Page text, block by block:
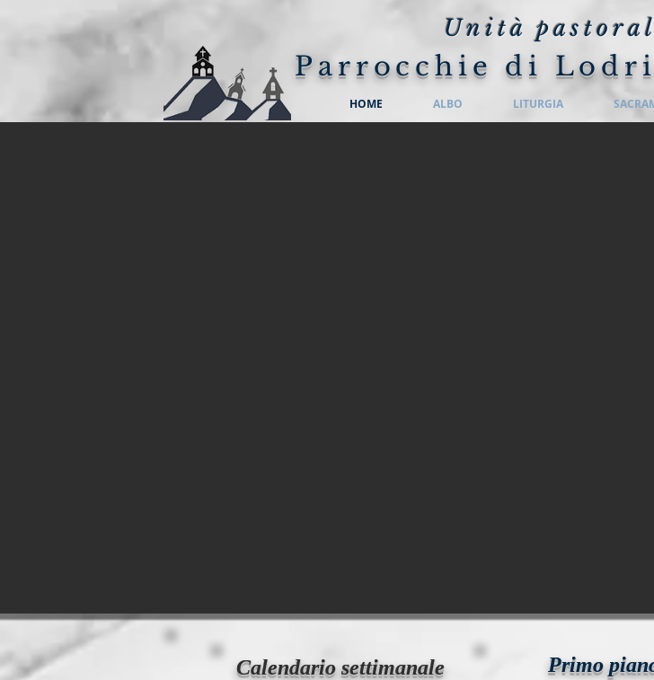
Unità
HOME ALBO LITURGIA
Parrocchie di
Calendario settimanale Primo